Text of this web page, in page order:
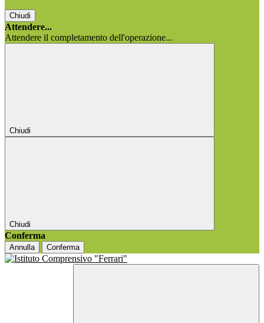
Chiudi
Attendere...
Attendere il completamento dell'operazione...
Chiudi
Chiudi
Conferma
Annulla Conferma